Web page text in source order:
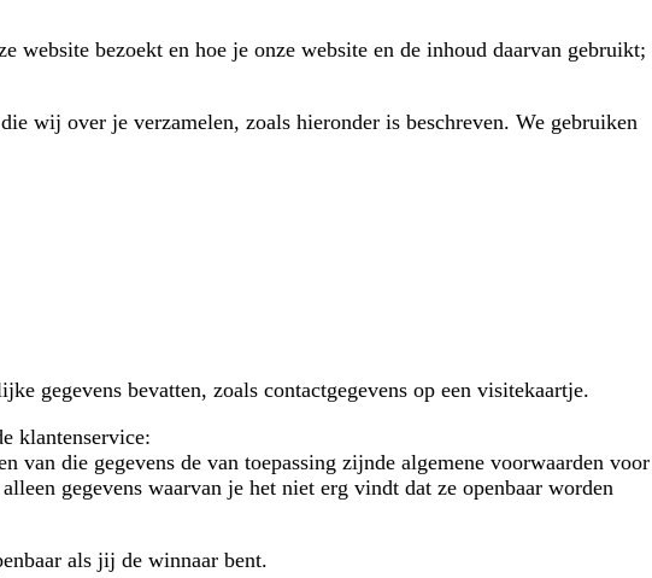
website bezoekt en hoe je onze website en de inhoud daarvan gebruikt;
wij over je verzamelen, zoals hieronder is beschreven. We gebruiken
gegevens bevatten, zoals contactgegevens op een visitekaartje.
klantenservice:
die gegevens de van toepassing zijnde algemene voorwaarden voor
gegevens waarvan je het niet erg vindt dat ze openbaar worden
als jij de winnaar bent.